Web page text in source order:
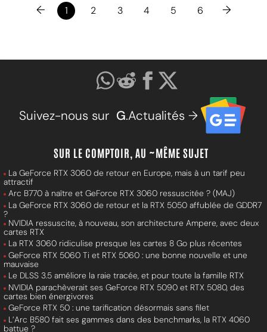
← 1 2 3 4 5 6 →
Suivez-nous sur G.Actualités →
SUR LE COMPTOIR, AU ~MÊME SUJET
La GeForce RTX 3060 de retour en Europe, mais à un tarif peu
attractif
Arc B770 à naître et GeForce RTX 3060 ressuscitée ? (MAJ)
La GeForce RTX 3060 de retour et la RTX 5050 affublée de GDDR7
?
NVIDIA ressuscite, à nouveau, son architecture Ampere, avec deux
cartes RTX
La RTX 3060 ridiculise presque les cartes 8 Go plus récentes
GeForce RTX 5060 Ti et RTX 5060 : une bonne nouvelle et une
mauvaise
Le DLSS 3.5 améliore la raie tracée, et pour toute la famille RTX
NVIDIA parachèverait ses GeForce RTX 5090 et RTX 5080, des
cartes bien énergivores
GeForce RTX 50 : une tarification désormais sans filet
L’Arc B580 fait ses gammes dans des benchmarks, la RTX 4060
battue ?